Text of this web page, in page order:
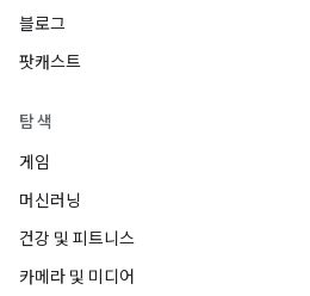
블로그
팟캐스트
탐색
게임
머신러닝
건강 및 피트니스
카메라 및 미디어